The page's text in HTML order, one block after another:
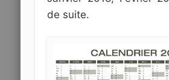
de suite.